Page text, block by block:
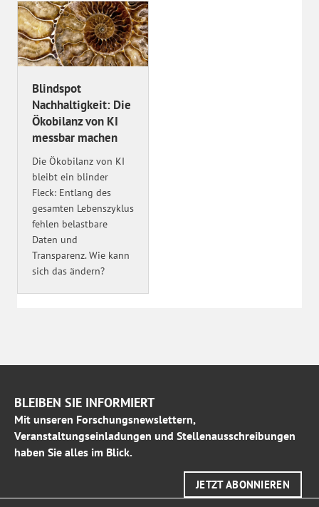
Blindspot
Nachhaltigkeit: Die
Ökobilanz von KI
messbar machen
Die Ökobilanz von KI
bleibt ein blinder
Fleck: Entlang des
gesamten Lebenszyklus
fehlen belastbare
Daten und
Transparenz. Wie kann
sich das ändern?
BLEIBEN SIE INFORMIERT
Mit unseren Forschungsnewslettern,
Veranstaltungseinladungen und Stellenausschreibungen
haben Sie alles im Blick.
JETZT ABONNIEREN